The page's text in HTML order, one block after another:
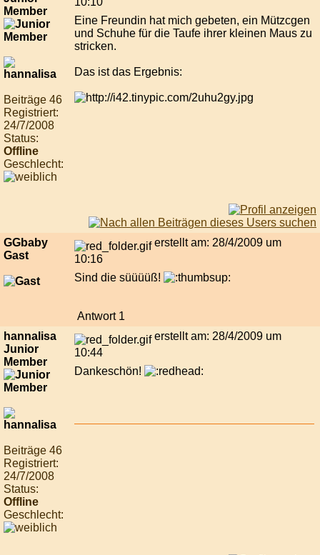
Member
Beiträge 46
Registriert:
24/7/2008
Status:
Offline
Geschlecht:
Eine Freundin hat mich gebeten, ein Mützcgen
und Schuhe für die Taufe ihrer kleinen Maus zu
stricken.
Das ist das Ergebnis:
GGbaby
Gast
erstellt am: 28/4/2009 um
10:16
Sind die süüüüß!
Antwort 1
hannalisa
Junior
Member
Beiträge 46
Registriert:
24/7/2008
Status:
Offline
Geschlecht:
erstellt am: 28/4/2009 um
10:44
Dankeschön!